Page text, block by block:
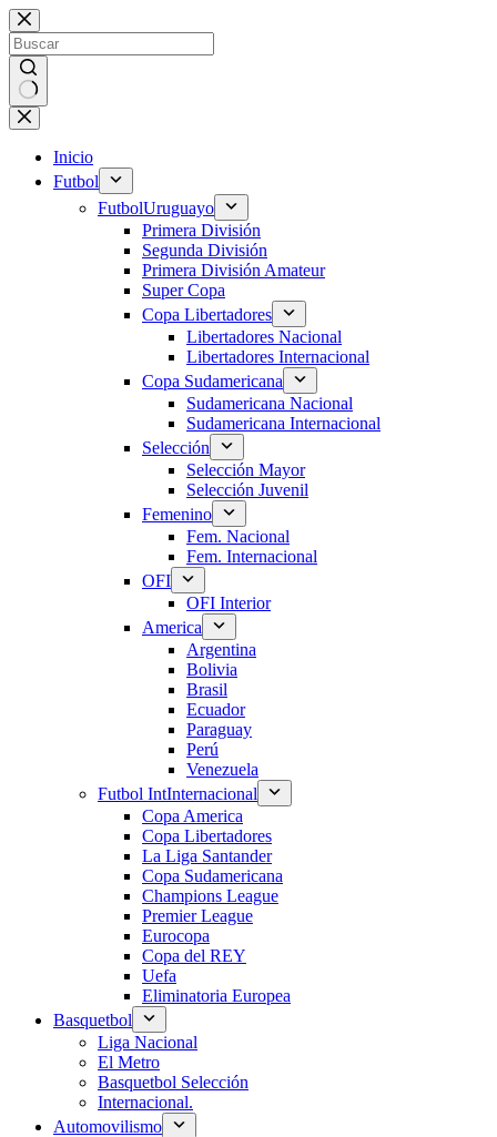
Saltar
al
contenido
Sin
resultados
Inicio
Futbol
FutbolUruguayo
Primera División
Segunda División
Primera División Amateur
Super Copa
Copa Libertadores
Libertadores Nacional
Libertadores Internacional
Copa Sudamericana
Sudamericana Nacional
Sudamericana Internacional
Selección
Selección Mayor
Selección Juvenil
Femenino
Fem. Nacional
Fem. Internacional
OFI
OFI Interior
America
Argentina
Bolivia
Brasil
Ecuador
Paraguay
Perú
Venezuela
Futbol IntInternacional
Copa America
Copa Libertadores
La Liga Santander
Copa Sudamericana
Champions League
Premier League
Eurocopa
Copa del REY
Uefa
Eliminatoria Europea
Basquetbol
Liga Nacional
El Metro
Basquetbol Selección
Internacional.
Automovilismo